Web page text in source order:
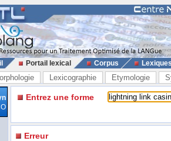
Portail lexical Corpus
Lexicographie Etymologie
Entrez une forme
Erreur